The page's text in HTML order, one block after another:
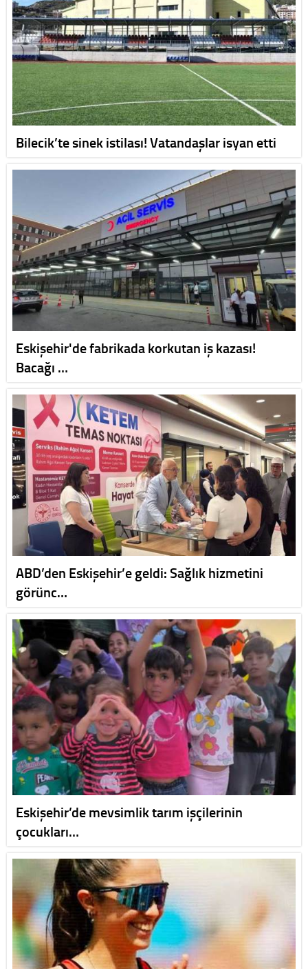
Bilecik’te sinek istilası! Vatandaşlar isyan etti
Eskişehir'de fabrikada korkutan iş kazası!
Bacağı …
ABD’den Eskişehir’e geldi: Sağlık hizmetini
görünc…
Eskişehir’de mevsimlik tarım işçilerinin
çocukları…